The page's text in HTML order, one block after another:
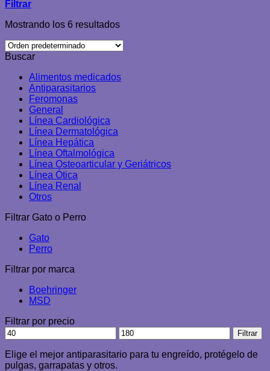
Filtrar
Mostrando los 6 resultados
Buscar
Alimentos medicados
Antiparasitarios
Feromonas
General
Línea Cardiológica
Línea Dermatológica
Línea Hepática
Línea Oftalmológica
Línea Osteoarticular y Geriátricos
Línea Ótica
Línea Renal
Otros
Filtrar Gato o Perro
Gato
Perro
Filtrar por marca
Boehringer
MSD
Filtrar por precio
Precio
mínimo
Precio
máximo
Filtrar
Elige el mejor antiparasitario para tu engreído, protégelo de
pulgas, garrapatas y otros.